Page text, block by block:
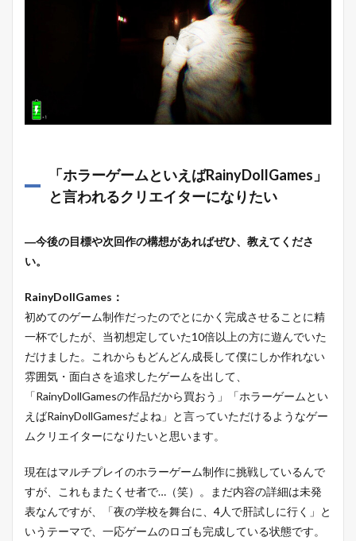
「ホラーゲームといえばRainyDollGames」
と言われるクリエイターになりたい
―今後の目標や次回作の構想があればぜひ、教えてくださ
い。
RainyDollGames：
初めてのゲーム制作だったのでとにかく完成させることに精
一杯でしたが、当初想定していた10倍以上の方に遊んでいた
だけました。これからもどんどん成長して僕にしか作れない
雰囲気・面白さを追求したゲームを出して、
「RainyDollGamesの作品だから買おう」「ホラーゲームとい
えばRainyDollGamesだよね」と言っていただけるようなゲー
ムクリエイターになりたいと思います。
現在はマルチプレイのホラーゲーム制作に挑戦しているんで
すが、これもまたくせ者で…（笑）。まだ内容の詳細は未発
表なんですが、「夜の学校を舞台に、4人で肝試しに行く」と
いうテーマで、一応ゲームのロゴも完成している状態です。